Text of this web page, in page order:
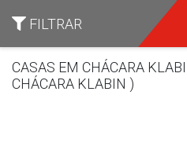
FILTRAR
CASAS EM CHÁCARA
CHÁCARA KLABIN )